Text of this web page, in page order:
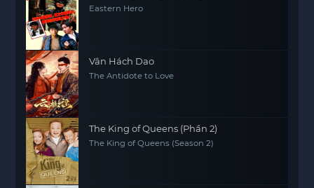
Eastern Hero
Vân Hách Dao
The Antidote to Love
The King of Queens (Phần 2)
The King of Queens (Season 2)